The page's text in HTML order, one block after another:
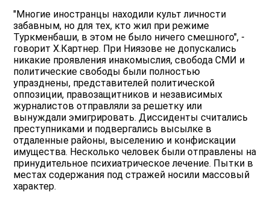
"Многие иностранцы находили культ личности
забавным, но для тех, кто жил при режиме
Туркменбаши, в этом не было ничего смешного", -
говорит Х.Картнер. При Ниязове не допускались
никакие проявления инакомыслия, свобода СМИ и
политические свободы были полностью
упразднены, представителей политической
оппозиции, правозащитников и независимых
журналистов отправляли за решетку или
вынуждали эмигрировать. Диссиденты считались
преступниками и подвергались высылке в
отдаленные районы, выселению и конфискации
имущества. Несколько человек были отправлены на
принудительное психиатрическое лечение. Пытки в
местах содержания под стражей носили массовый
характер.